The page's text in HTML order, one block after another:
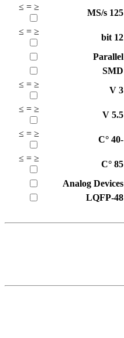
125
MS/s
≤
=
≥
12
bit
≤
=
≥
Parallel
SMD
3
V
≤
=
≥
5.5
V
≤
=
≥
-40
°C
≤
=
≥
85
°C
≤
=
≥
Analog Devices
LQFP-48